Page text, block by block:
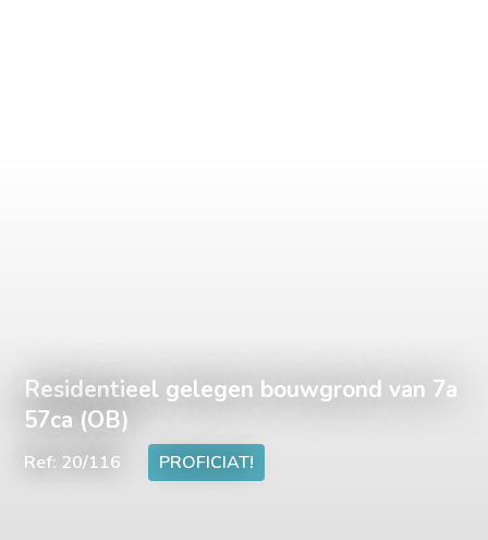
Residentieel gelegen bouwgrond van 7a
57ca (OB)
Ref: 20/116 PROFICIAT!